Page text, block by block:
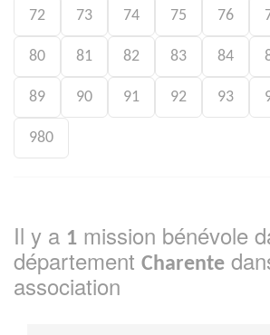
72 73 74 75 76
80 81 82 83 84
89 90 91 92 93
980
Il y a 1 mission bénévole
département Charente
association